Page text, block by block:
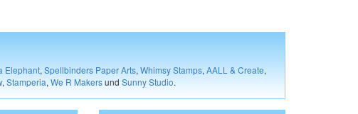
Elephant, Spellbinders Paper Arts, Whimsy Stamps, AALL & Create,
, Stamperia, We R Makersund Sunny Studio.